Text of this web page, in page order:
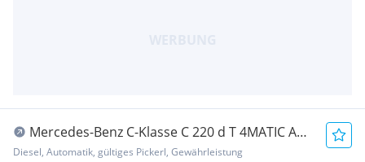
Mercedes-Benz C-Klasse C 220 d T 4MATIC Aut.
AMG
Diesel, Automatik, gültiges Pickerl, Gewährleistung